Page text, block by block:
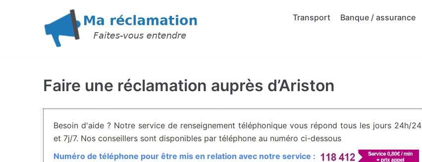
Transport Banque / assurance
Faire une réclamation auprès d’Ariston
Besoin d'aide ? Notre service de renseignement téléphonique vous répond tous les jours 24h/24
et 7j/7. Nos conseillers sont disponibles par téléphone au numéro ci-dessous
Numéro de téléphone pour être mis en relation avec notre service :